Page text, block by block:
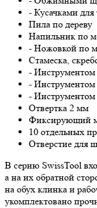
- Кусачками
Пила по дереву
Напильник по
- Ножовкой по
Стамеска,
- Инструментом
- Инструментом
- Инструментом
Отвертка 2 мм
Фиксирующий
10 отдельных
Отверстие для
В серию SwissTool
а на их обратной
на обух клинка и
укомплектовано